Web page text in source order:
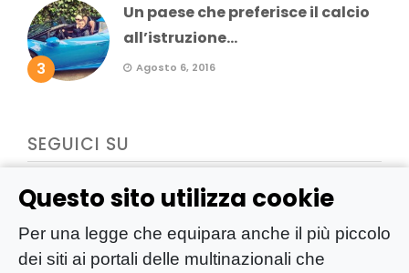
Questo sito utilizza cookie
Per una legge che equipara anche il più piccolo
dei siti ai portali delle multinazionali che
3
Un paese che preferisce il calcio
all’istruzione...
Agosto 6, 2016
SEGUICI SU